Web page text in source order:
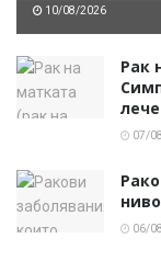
10/08/2026
Рак
07/
06/